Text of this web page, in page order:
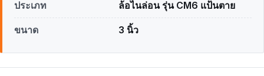
ประเภท ล้อไนล่อน รุ่น CM6 แป้นตาย
ขนาด 3 นิ้ว